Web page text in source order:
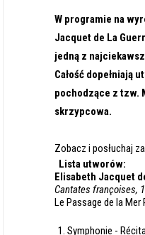
W programie na
Jacquet de La
jedną z
Całość dopełniają
pochodzące z tzw.
skrzypcowa.
Zobacz i posłuchaj
Lista utworów:
Elisabeth Jacquet
Cantates françoises,
Le Passage de la
Symphonie -